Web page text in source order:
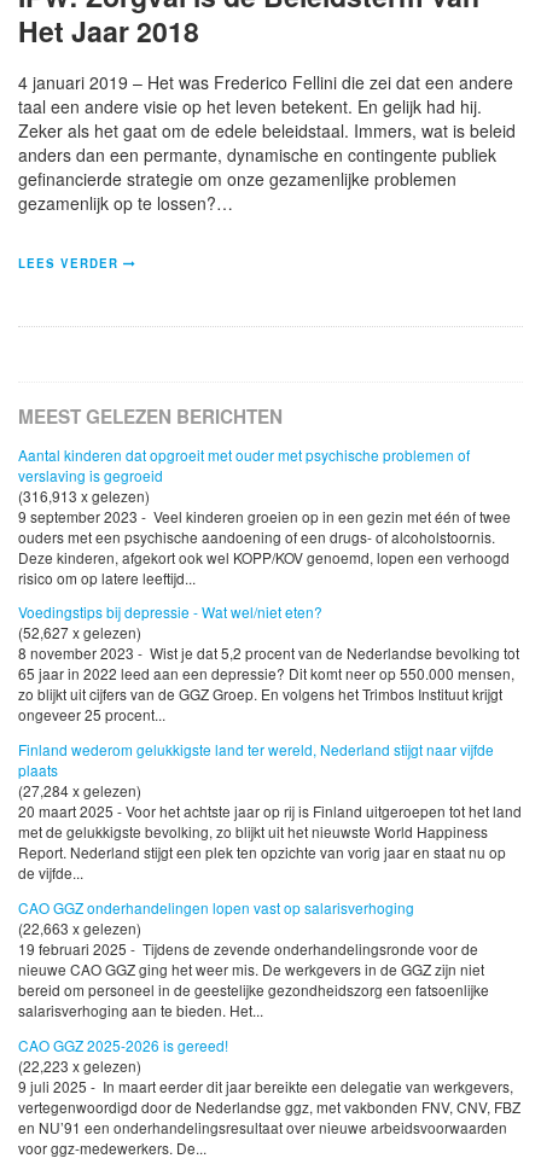
Het Jaar 2018
4 januari 2019 – Het was Frederico Fellini die zei dat een andere
taal een andere visie op het leven betekent. En gelijk had hij.
Zeker als het gaat om de edele beleidstaal. Immers, wat is beleid
anders dan een permante, dynamische en contingente publiek
gefinancierde strategie om onze gezamenlijke problemen
gezamenlijk op te lossen?…
LEES VERDER
MEEST GELEZEN BERICHTEN
Aantal kinderen dat opgroeit met ouder met psychische problemen of
verslaving is gegroeid
(316,913 x gelezen)
9 september 2023 - Veel kinderen groeien op in een gezin met één of twee
ouders met een psychische aandoening of een drugs- of alcoholstoornis.
Deze kinderen, afgekort ook wel KOPP/KOV genoemd, lopen een verhoogd
risico om op latere leeftijd...
Voedingstips bij depressie - Wat wel/niet eten?
(52,627 x gelezen)
8 november 2023 - Wist je dat 5,2 procent van de Nederlandse bevolking tot
65 jaar in 2022 leed aan een depressie? Dit komt neer op 550.000 mensen,
zo blijkt uit cijfers van de GGZ Groep. En volgens het Trimbos Instituut krijgt
ongeveer 25 procent...
Finland wederom gelukkigste land ter wereld, Nederland stijgt naar vijfde
plaats
(27,284 x gelezen)
20 maart 2025 - Voor het achtste jaar op rij is Finland uitgeroepen tot het land
met de gelukkigste bevolking, zo blijkt uit het nieuwste World Happiness
Report. Nederland stijgt een plek ten opzichte van vorig jaar en staat nu op
de vijfde...
CAO GGZ onderhandelingen lopen vast op salarisverhoging
(22,663 x gelezen)
19 februari 2025 - Tijdens de zevende onderhandelingsronde voor de
nieuwe CAO GGZ ging het weer mis. De werkgevers in de GGZ zijn niet
bereid om personeel in de geestelijke gezondheidszorg een fatsoenlijke
salarisverhoging aan te bieden. Het...
CAO GGZ 2025-2026 is gereed!
(22,223 x gelezen)
9 juli 2025 - In maart eerder dit jaar bereikte een delegatie van werkgevers,
vertegenwoordigd door de Nederlandse ggz, met vakbonden FNV, CNV, FBZ
en NU’91 een onderhandelingsresultaat over nieuwe arbeidsvoorwaarden
voor ggz-medewerkers. De...